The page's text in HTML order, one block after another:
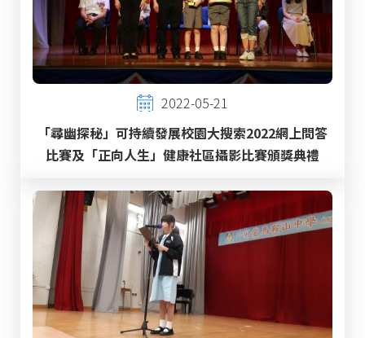
2022-05-21
「尋幽探秘」可持續發展校園大搜索2022網上問答
比賽及「正向人生」健康社區攝影比賽頒獎典禮